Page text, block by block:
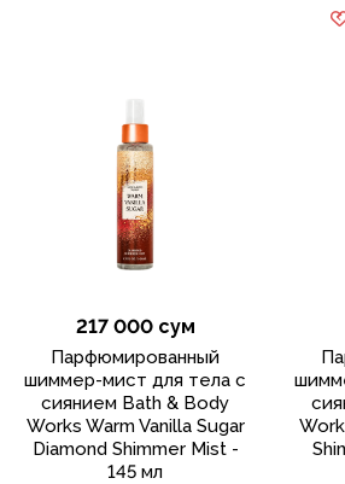
217 000 сум
Парфюмированный
шиммер-мист для тела с
сиянием Bath & Body
Works Warm Vanilla Sugar
Diamond Shimmer Mist -
145 мл